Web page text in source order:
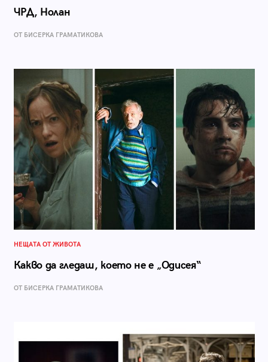
ЧРД, Нолан
ОТ БИСЕРКА ГРАМАТИКОВА
НЕЩАТА ОТ ЖИВОТА
Какво да гледаш, което не е „Одисея“
ОТ БИСЕРКА ГРАМАТИКОВА